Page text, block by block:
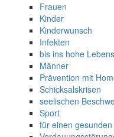
Frauen
Kinder
Kinderwunsch
Infekten
bis ins hohe
Männer
Prävention mit
Schicksalskrisen
seelischen
Sport
für einen